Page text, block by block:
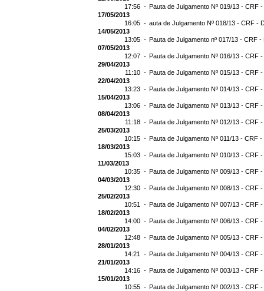
17:56 - Pauta de Julgamento Nº 019/13 - CRF
17/05/2013
16:05 - auta de Julgamento Nº 018/13 - CRF -
14/05/2013
13:05 - Pauta de Julgamento nº 017/13 - CRF -
07/05/2013
12:07 - Pauta de Julgamento Nº 016/13 - CRF
29/04/2013
11:10 - Pauta de Julgamento Nº 015/13 - CRF
22/04/2013
13:23 - Pauta de Julgamento Nº 014/13 - CRF
15/04/2013
13:06 - Pauta de Julgamento Nº 013/13 - CRF
08/04/2013
11:18 - Pauta de Julgamento Nº 012/13 - CRF
25/03/2013
10:15 - Pauta de Julgamento Nº 011/13 - CRF
18/03/2013
15:03 - Pauta de Julgamento Nº 010/13 - CRF
11/03/2013
10:35 - Pauta de Julgamento Nº 009/13 - CRF
04/03/2013
12:30 - Pauta de Julgamento Nº 008/13 - CRF
25/02/2013
10:51 - Pauta de Julgamento Nº 007/13 - CRF
18/02/2013
14:00 - Pauta de Julgamento Nº 006/13 - CRF
04/02/2013
12:48 - Pauta de Julgamento Nº 005/13 - CRF
28/01/2013
14:21 - Pauta de Julgamento Nº 004/13 - CRF
21/01/2013
14:16 - Pauta de Julgamento Nº 003/13 - CRF
15/01/2013
10:55 - Pauta de Julgamento Nº 002/13 - CRF